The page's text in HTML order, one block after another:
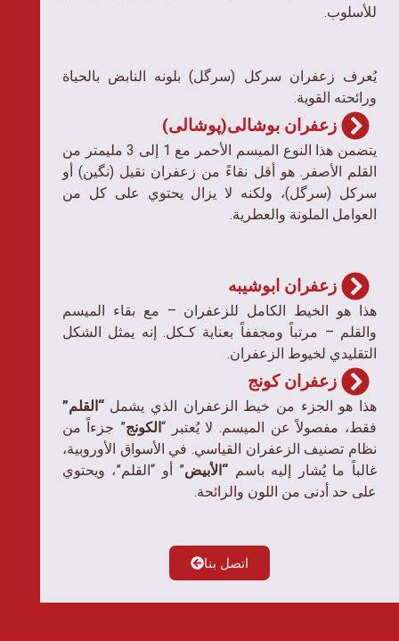
زعفران ابوشیبه
هذا هو الخيط الكامل للزعفران – مع بقاء الميسم
والقلم – مرتباً ومجففاً بعناية كـكل. إنه يمثل الشكل
التقليدي لخيوط الزعفران.
زعفران کونج
هذا هو الجزء من خيط الزعفران الذي يشمل “القلم”
فقط، مفصولاً عن الميسم. لا يُعتبر “الكونج” جزءاً من
نظام تصنيف الزعفران القياسي. في الأسواق الأوروبية،
غالباً ما يُشار إليه باسم “الأبيض” أو “القلم”، ويحتوي
على حد أدنى من اللون والرائحة.
اتصل بنا
للأسلوب.
يُعرف زعفران سرکل (سرگل) بلونه النابض بالحياة
ورائحته القوية.
زعفران بوشالی(پوشالی)
يتضمن هذا النوع الميسم الأحمر مع 1 إلى 3 مليمتر من
القلم الأصفر. هو أقل نقاءً من زعفران نقیل (نگین) أو
سرکل (سرگل)، ولكنه لا يزال يحتوي على كل من
العوامل الملونة والعطرية.